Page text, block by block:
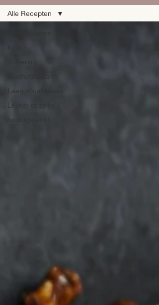
Laag in calorieën
Lekker gezellig :)
hoofdgerecht
Alle Recepten